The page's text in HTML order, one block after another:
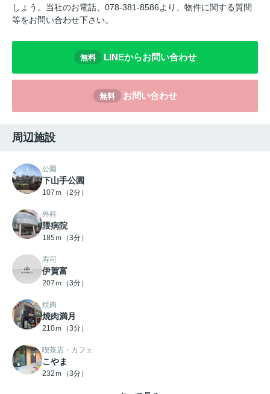
しょう。当社のお電話、078-381-8586より、物件に関する質問
等をお問い合わせ下さい。
無料 LINEからお問い合わせ
無料 お問い合わせ
周辺施設
公園
下山手公園
107ｍ（2分）
外科
隈病院
185ｍ（3分）
寿司
伊賀富
207ｍ（3分）
焼肉
焼肉満月
210ｍ（3分）
喫茶店・カフェ
こやま
232ｍ（3分）